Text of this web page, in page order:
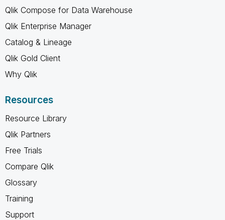
Qlik Compose for Data Warehouse
Qlik Enterprise Manager
Catalog & Lineage
Qlik Gold Client
Why Qlik
Resources
Resource Library
Qlik Partners
Free Trials
Compare Qlik
Glossary
Training
Support